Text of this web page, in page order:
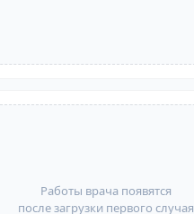
Работы врача появятся
после загрузки первого случая